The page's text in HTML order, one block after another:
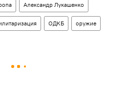
Александр Лукашенко
ОДКБ оружие